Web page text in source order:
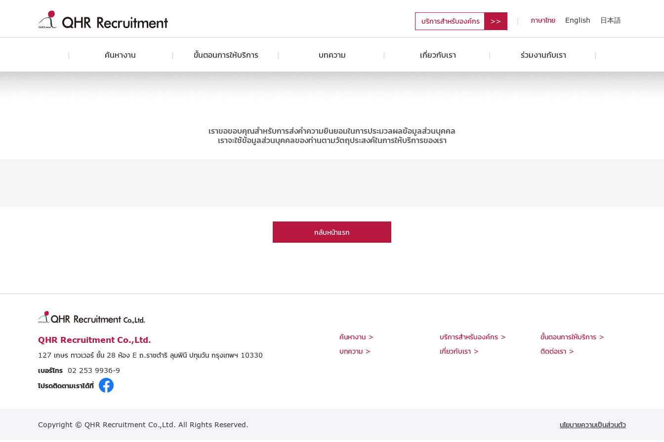
บริการสำหรับองค์กร ภาษาไทย English 日本語
ค้นหางาน ขั้นตอนการให้บริการ บทความ เกี่ยวกับเรา ร่วมงานกับเรา
เราขอขอบคุณสำหรับการส่งคำความยินยอมในการประมวลผลข้อมูลส่วนบุคคล
เราจะใช้ข้อมูลส่วนบุคคลของท่านตามวัตถุประสงค์ในการให้บริการของเรา
กลับหน้าแรก
QHR Recruitment Co.,Ltd.
127 เกษร ทาวเวอร์ ชั้น 28 ห้อง E ถ.ราชดำริ ลุมพินี ปทุมวัน กรุงเทพฯ 10330
เบอร์โทร
02 253 9936-9
โปรดติดตามเราได้ที่
ค้นหางาน > บริการสำหรับองค์กร >
ขั้นตอนการให้บริการ >
บทความ >
เกี่ยวกับเรา > ติดต่อเรา >
Copyright © QHR Recruitment Co.,Ltd. All Rights Reserved. นโยบายความเป็นส่วนตัว